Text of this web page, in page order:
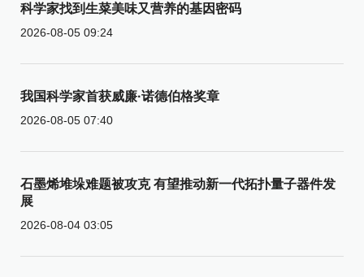
科学家找到生菜美味又营养的基因密码
2026-08-05 09:24
我国科学家首获威廉·诺德伯格奖章
2026-08-05 07:40
石墨烯堆垛难题被攻克 有望推动新一代拓扑量子器件发
展
2026-08-04 03:05